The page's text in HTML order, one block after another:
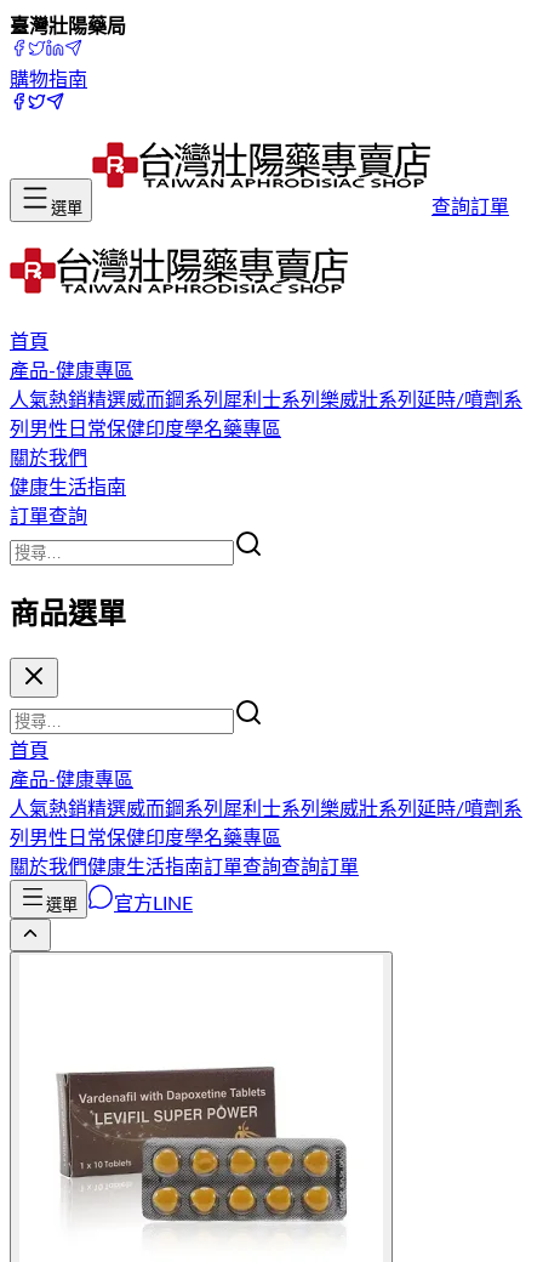
臺灣壯陽藥局
購物指南
選單 查詢訂單
首頁
產品-健康專區
人氣熱銷精選威而鋼系列 犀利士系列 樂威壯系列 延時/噴劑系
列 男性日常保健印度學名藥專區
關於我們
健康生活指南
訂單查詢
商品選單
首頁
產品-健康專區
人氣熱銷精選威而鋼系列 犀利士系列 樂威壯系列 延時/噴劑系
列 男性日常保健印度學名藥專區
關於我們健康生活指南訂單查詢查詢訂單
選單 官方LINE